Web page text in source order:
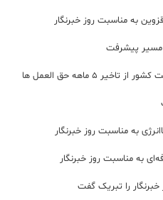
به مناسبت روز خبرنگار
مسیر پیشرفت
۵ ماهه حق العمل ها
به مناسبت روز خبرنگار
به مناسبت روز خبرنگار
را تبریک گفت